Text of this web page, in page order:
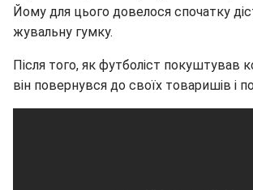
Йому для цього довелося спочатку
жувальну гумку.
Після того, як футболіст покуштував
він повернувся до своїх товаришів і